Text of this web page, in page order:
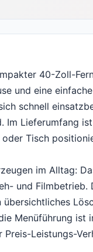
40-Zoll-
und eine
schnell
Lieferumfang
Tisch
im Alltag:
und
Menüführung ist
Preis-Leistungs-